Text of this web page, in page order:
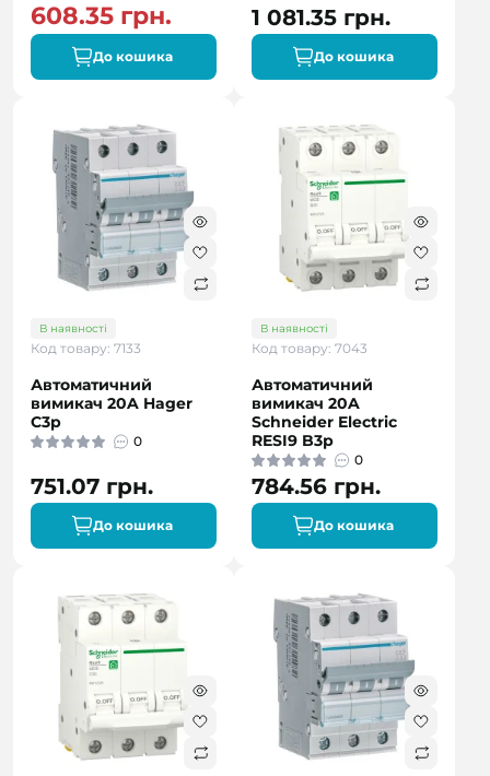
608.35 грн.
До кошика
1 081.35 грн.
До кошика
В наявності
Код товару: 7133
Автоматичний
вимикач 20A Hager
C3p
0
751.07 грн.
До кошика
В наявності
Код товару: 7043
Автоматичний
вимикач 20A
Schneider Electric
RESI9 B3р
0
784.56 грн.
До кошика